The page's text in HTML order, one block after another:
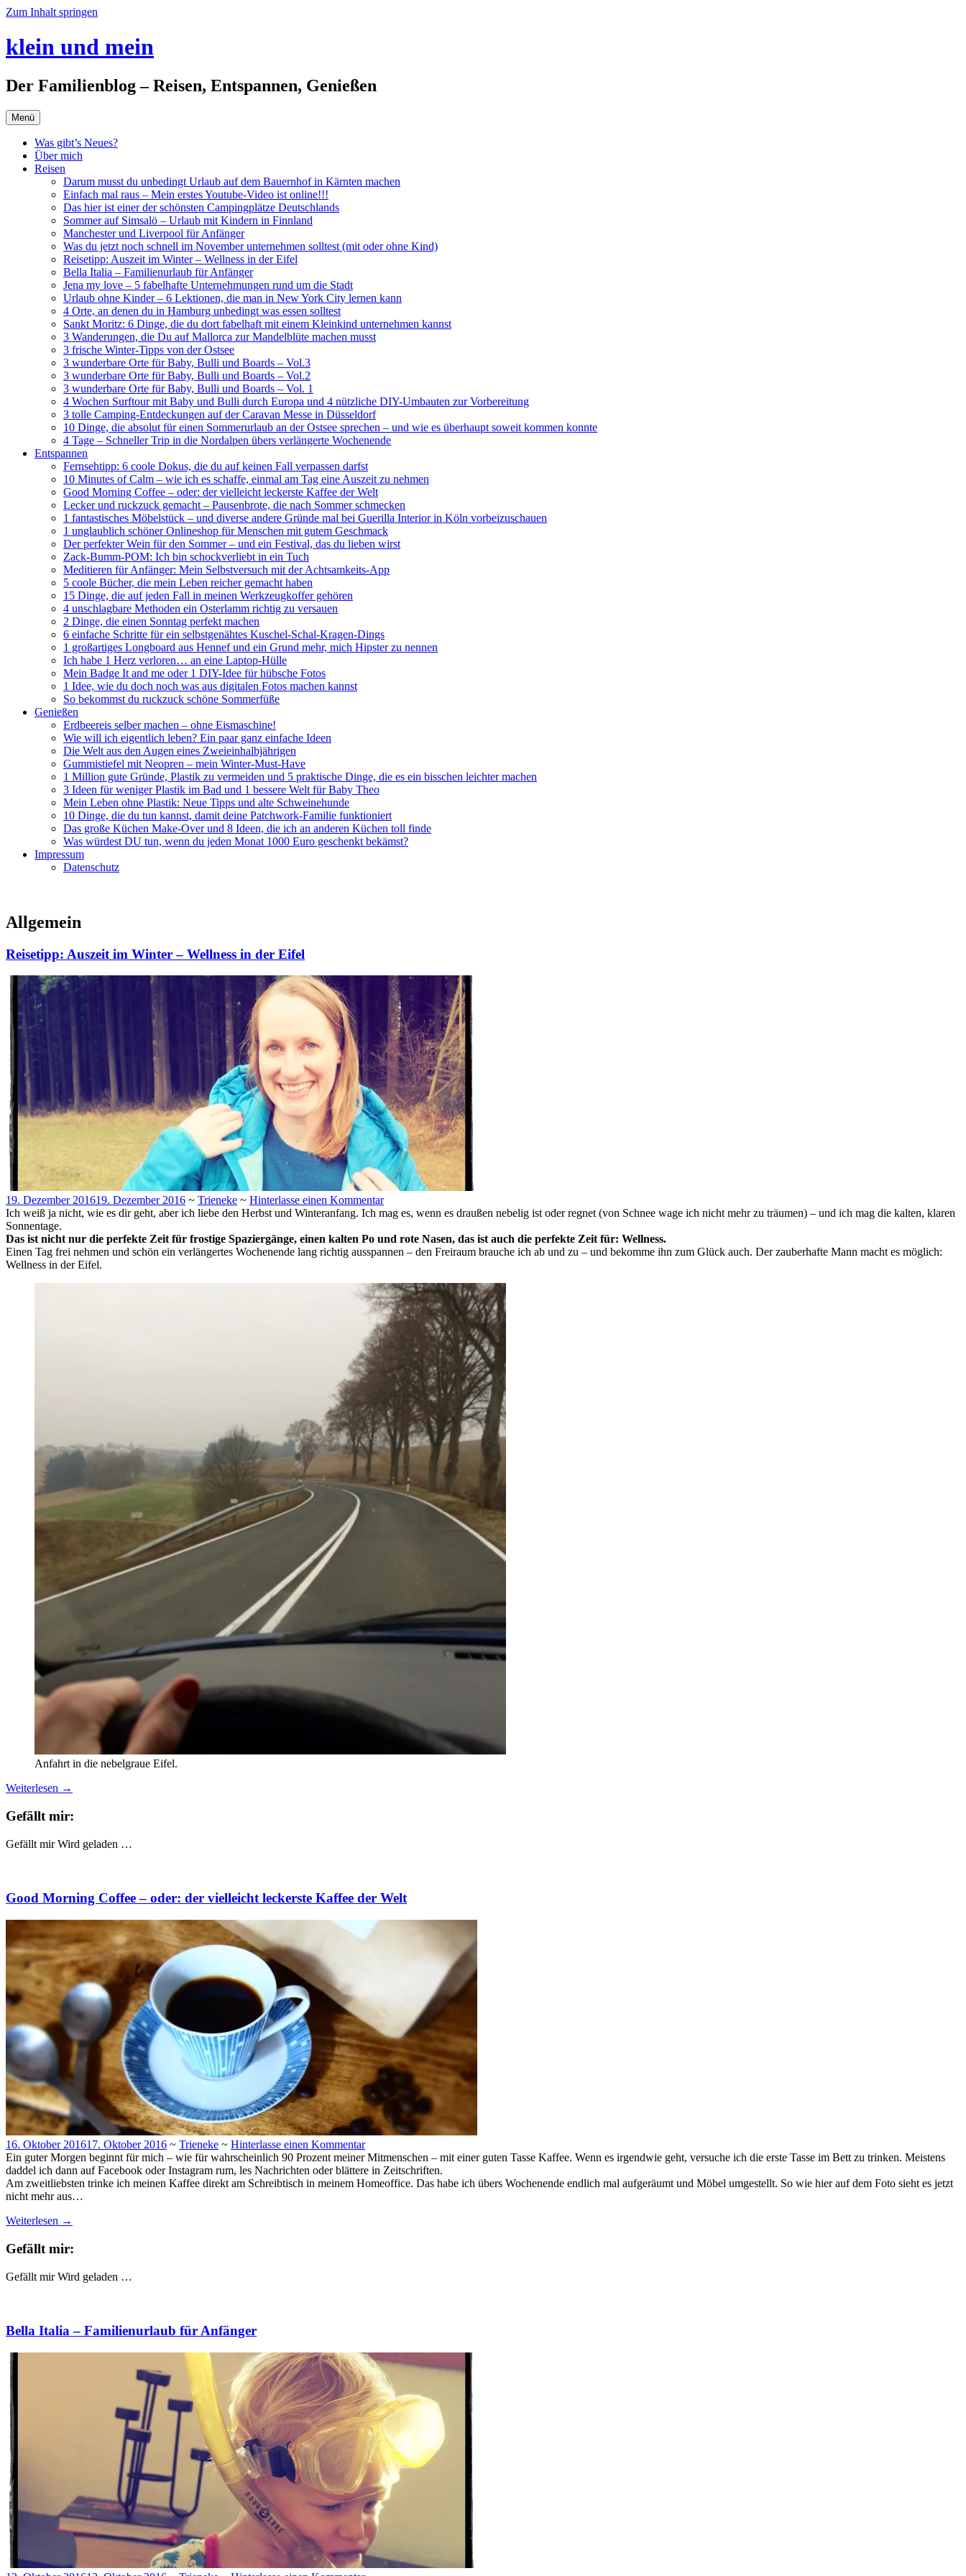
Zum Inhalt springen
klein und mein
Der Familienblog – Reisen, Entspannen, Genießen
Menü
Was gibt’s Neues?
Über mich
Reisen
Darum musst du unbedingt Urlaub auf dem Bauernhof in Kärnten machen
Einfach mal raus – Mein erstes Youtube-Video ist online!!!
Das hier ist einer der schönsten Campingplätze Deutschlands
Sommer auf Simsalö – Urlaub mit Kindern in Finnland
Manchester und Liverpool für Anfänger
Was du jetzt noch schnell im November unternehmen solltest (mit oder ohne Kind)
Reisetipp: Auszeit im Winter – Wellness in der Eifel
Bella Italia – Familienurlaub für Anfänger
Jena my love – 5 fabelhafte Unternehmungen rund um die Stadt
Urlaub ohne Kinder – 6 Lektionen, die man in New York City lernen kann
4 Orte, an denen du in Hamburg unbedingt was essen solltest
Sankt Moritz: 6 Dinge, die du dort fabelhaft mit einem Kleinkind unternehmen kannst
3 Wanderungen, die Du auf Mallorca zur Mandelblüte machen musst
3 frische Winter-Tipps von der Ostsee
3 wunderbare Orte für Baby, Bulli und Boards – Vol.3
3 wunderbare Orte für Baby, Bulli und Boards – Vol.2
3 wunderbare Orte für Baby, Bulli und Boards – Vol. 1
4 Wochen Surftour mit Baby und Bulli durch Europa und 4 nützliche DIY-Umbauten zur Vorbereitung
3 tolle Camping-Entdeckungen auf der Caravan Messe in Düsseldorf
10 Dinge, die absolut für einen Sommerurlaub an der Ostsee sprechen – und wie es überhaupt soweit kommen konnte
4 Tage – Schneller Trip in die Nordalpen übers verlängerte Wochenende
Entspannen
Fernsehtipp: 6 coole Dokus, die du auf keinen Fall verpassen darfst
10 Minutes of Calm – wie ich es schaffe, einmal am Tag eine Auszeit zu nehmen
Good Morning Coffee – oder: der vielleicht leckerste Kaffee der Welt
Lecker und ruckzuck gemacht – Pausenbrote, die nach Sommer schmecken
1 fantastisches Möbelstück – und diverse andere Gründe mal bei Guerilla Interior in Köln vorbeizuschauen
1 unglaublich schöner Onlineshop für Menschen mit gutem Geschmack
Der perfekter Wein für den Sommer – und ein Festival, das du lieben wirst
Zack-Bumm-POM: Ich bin schockverliebt in ein Tuch
Meditieren für Anfänger: Mein Selbstversuch mit der Achtsamkeits-App
5 coole Bücher, die mein Leben reicher gemacht haben
15 Dinge, die auf jeden Fall in meinen Werkzeugkoffer gehören
4 unschlagbare Methoden ein Osterlamm richtig zu versauen
2 Dinge, die einen Sonntag perfekt machen
6 einfache Schritte für ein selbstgenähtes Kuschel-Schal-Kragen-Dings
1 großartiges Longboard aus Hennef und ein Grund mehr, mich Hipster zu nennen
Ich habe 1 Herz verloren… an eine Laptop-Hülle
Mein Badge It and me oder 1 DIY-Idee für hübsche Fotos
1 Idee, wie du doch noch was aus digitalen Fotos machen kannst
So bekommst du ruckzuck schöne Sommerfüße
Genießen
Erdbeereis selber machen – ohne Eismaschine!
Wie will ich eigentlich leben? Ein paar ganz einfache Ideen
Die Welt aus den Augen eines Zweieinhalbjährigen
Gummistiefel mit Neopren – mein Winter-Must-Have
1 Million gute Gründe, Plastik zu vermeiden und 5 praktische Dinge, die es ein bisschen leichter machen
3 Ideen für weniger Plastik im Bad und 1 bessere Welt für Baby Theo
Mein Leben ohne Plastik: Neue Tipps und alte Schweinehunde
10 Dinge, die du tun kannst, damit deine Patchwork-Familie funktioniert
Das große Küchen Make-Over und 8 Ideen, die ich an anderen Küchen toll finde
Was würdest DU tun, wenn du jeden Monat 1000 Euro geschenkt bekämst?
Impressum
Datenschutz
Allgemein
Reisetipp: Auszeit im Winter – Wellness in der Eifel
19. Dezember 201619. Dezember 2016 ~ Trieneke ~ Hinterlasse einen Kommentar
Ich weiß ja nicht, wie es dir geht, aber ich liebe den Herbst und Winteranfang. Ich mag es, wenn es draußen nebelig ist oder regnet (von Schnee wage ich nicht mehr zu träumen) – und ich mag die kalten, klaren
Sonnentage.
Das ist nicht nur die perfekte Zeit für frostige Spaziergänge, einen kalten Po und rote Nasen, das ist auch die perfekte Zeit für: Wellness.
Einen Tag frei nehmen und schön ein verlängertes Wochenende lang richtig ausspannen – den Freiraum brauche ich ab und zu – und bekomme ihn zum Glück auch. Der zauberhafte Mann macht es möglich:
Wellness in der Eifel.
Anfahrt in die nebelgraue Eifel.
Weiterlesen →
Gefällt mir:
Gefällt mir Wird geladen …
Good Morning Coffee – oder: der vielleicht leckerste Kaffee der Welt
16. Oktober 201617. Oktober 2016 ~ Trieneke ~ Hinterlasse einen Kommentar
Ein guter Morgen beginnt für mich – wie für wahrscheinlich 90 Prozent meiner Mitmenschen – mit einer guten Tasse Kaffee. Wenn es irgendwie geht, versuche ich die erste Tasse im Bett zu trinken. Meistens
daddel ich dann auf Facebook oder Instagram rum, les Nachrichten oder blättere in Zeitschriften.
Am zweitliebsten trinke ich meinen Kaffee direkt am Schreibtisch in meinem Homeoffice. Das habe ich übers Wochenende endlich mal aufgeräumt und Möbel umgestellt. So wie hier auf dem Foto sieht es jetzt
nicht mehr aus…
Weiterlesen →
Gefällt mir:
Gefällt mir Wird geladen …
Bella Italia – Familienurlaub für Anfänger